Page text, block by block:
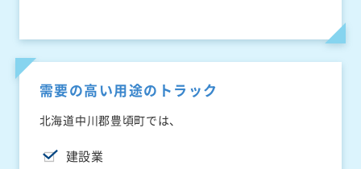
需要の高い用途のトラック
北海道中川郡豊頃町では、
建設業